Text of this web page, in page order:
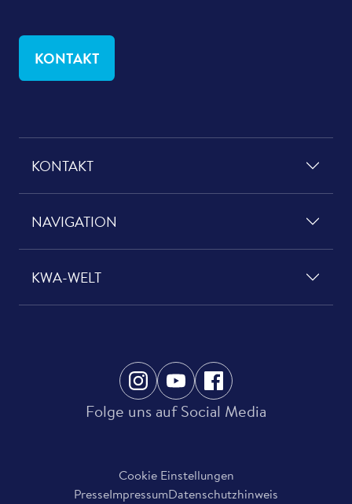
KONTAKT
KONTAKT
NAVIGATION
KWA-WELT
Folge uns auf Social Media
PresseImpressumDatenschutzhinweis
Cookie Einstellungen